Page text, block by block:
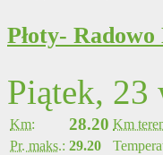
Płoty- Radowo
Piątek, 23
Km: 28.20 Km
Pr. maks.: 29.20